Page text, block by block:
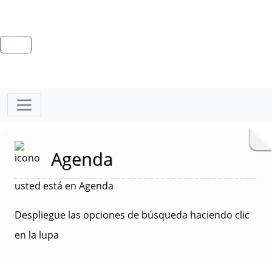
Agenda
usted está en Agenda
Despliegue las opciones de búsqueda haciendo clic
en la lupa